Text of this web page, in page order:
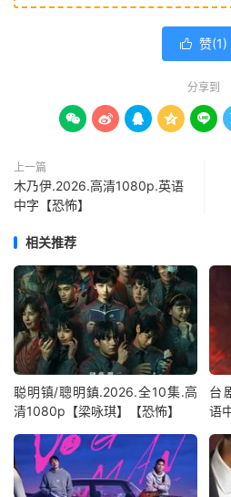
 赞(1)
分享到
    
上一篇
木乃伊.2026.高清1080p.英语
中字【恐怖】
相关推荐
聪明镇/聰明鎮.2026.全10集.高
清1080p【梁咏琪】【恐怖】
台
语